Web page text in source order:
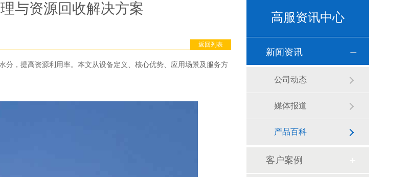
与资源回收解决方案
返回列表
，提高资源利用率。本文从设备定义、核心优势、应用场景及服务方
高服资讯中心
新闻资讯
公司动态
媒体报道
产品百科
客户案例